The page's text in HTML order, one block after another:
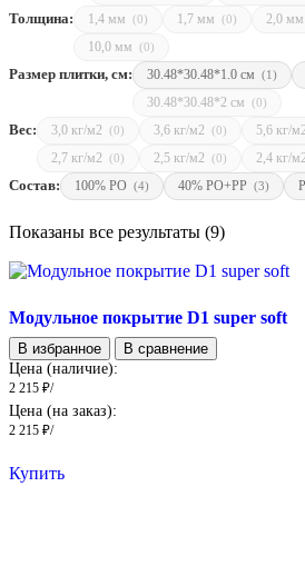
Толщина: 1,4 мм (0) 1,7 мм (0) 2,0 мм
10,0 мм (0)
Размер плитки, см: 30.48*30.48*1.0 см (1)
30.48*30.48*2 см (0)
Вес: 3,0 кг/м2 (0) 3,6 кг/м2 (0) 5,6 кг/м2
2,7 кг/м2 (0) 2,5 кг/м2 (0) 2,4 кг/м2
Состав: 100% PO (4) 40% PO+PP (3)
Показаны все результаты (9)
Модульное покрытие D1 super soft
В избранное
В сравнение
Цена (наличие):
2 215 ₽/
Цена (на заказ):
2 215 ₽/
Купить